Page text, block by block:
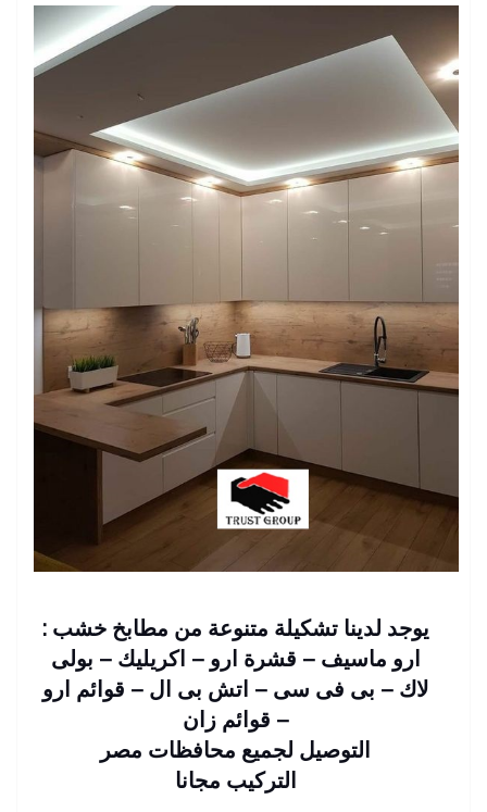
يوجد لدينا تشكيلة متنوعة من مطابخ خشب :
ارو ماسيف – قشرة ارو – اكريليك – بولى
لاك – بى فى سى – اتش بى ال – قوائم ارو
– قوائم زان
التوصيل لجميع محافظات مصر
التركيب مجانا